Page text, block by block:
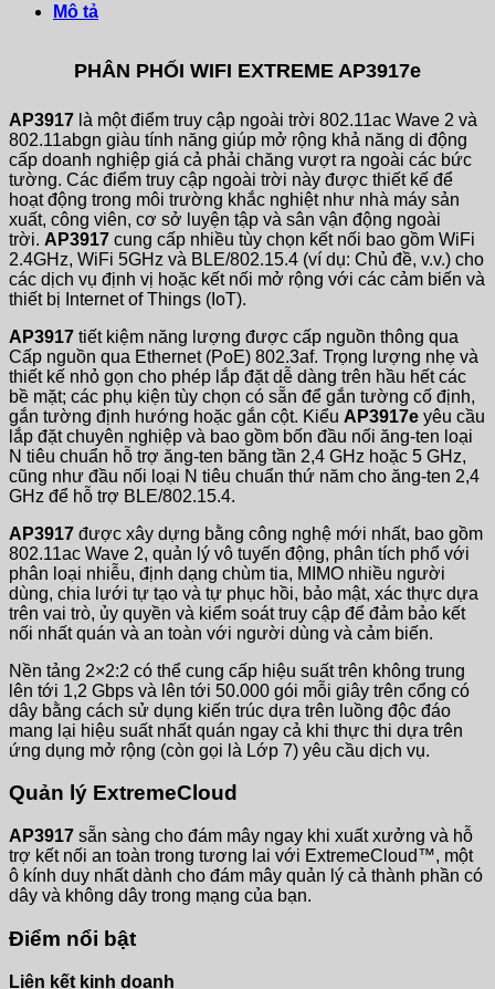
Mô tả
PHÂN PHỐI WIFI EXTREME AP3917e
AP3917 là một điểm truy cập ngoài trời 802.11ac Wave 2 và
802.11abgn giàu tính năng giúp mở rộng khả năng di động
cấp doanh nghiệp giá cả phải chăng vượt ra ngoài các bức
tường. Các điểm truy cập ngoài trời này được thiết kế để
hoạt động trong môi trường khắc nghiệt như nhà máy sản
xuất, công viên, cơ sở luyện tập và sân vận động ngoài
trời. AP3917 cung cấp nhiều tùy chọn kết nối bao gồm WiFi
2.4GHz, WiFi 5GHz và BLE/802.15.4 (ví dụ: Chủ đề, v.v.) cho
các dịch vụ định vị hoặc kết nối mở rộng với các cảm biến và
thiết bị Internet of Things (IoT).
AP3917 tiết kiệm năng lượng được cấp nguồn thông qua
Cấp nguồn qua Ethernet (PoE) 802.3af. Trọng lượng nhẹ và
thiết kế nhỏ gọn cho phép lắp đặt dễ dàng trên hầu hết các
bề mặt; các phụ kiện tùy chọn có sẵn để gắn tường cố định,
gắn tường định hướng hoặc gắn cột. Kiểu AP3917e yêu cầu
lắp đặt chuyên nghiệp và bao gồm bốn đầu nối ăng-ten loại
N tiêu chuẩn hỗ trợ ăng-ten băng tần 2,4 GHz hoặc 5 GHz,
cũng như đầu nối loại N tiêu chuẩn thứ năm cho ăng-ten 2,4
GHz để hỗ trợ BLE/802.15.4.
AP3917 được xây dựng bằng công nghệ mới nhất, bao gồm
802.11ac Wave 2, quản lý vô tuyến động, phân tích phổ với
phân loại nhiễu, định dạng chùm tia, MIMO nhiều người
dùng, chia lưới tự tạo và tự phục hồi, bảo mật, xác thực dựa
trên vai trò, ủy quyền và kiểm soát truy cập để đảm bảo kết
nối nhất quán và an toàn với người dùng và cảm biến.
Nền tảng 2×2:2 có thể cung cấp hiệu suất trên không trung
lên tới 1,2 Gbps và lên tới 50.000 gói mỗi giây trên cổng có
dây bằng cách sử dụng kiến ​​trúc dựa trên luồng độc đáo
mang lại hiệu suất nhất quán ngay cả khi thực thi dựa trên
ứng dụng mở rộng (còn gọi là Lớp 7) yêu cầu dịch vụ.
Quản lý ExtremeCloud
AP3917 sẵn sàng cho đám mây ngay khi xuất xưởng và hỗ
trợ kết nối an toàn trong tương lai với ExtremeCloud™, một
ô kính duy nhất dành cho đám mây quản lý cả thành phần có
dây và không dây trong mạng của bạn.
Điểm nổi bật
Liên kết kinh doanh